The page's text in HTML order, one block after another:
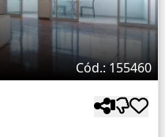
Cód.: 155460